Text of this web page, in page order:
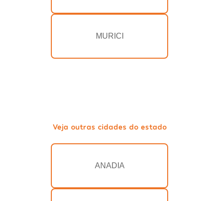
MURICI
Veja outras cidades do estado
ANADIA